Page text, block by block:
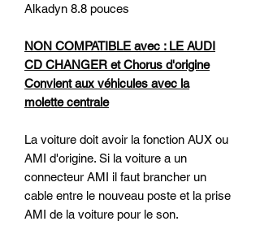
Alkadyn 8.8 pouces
NON COMPATIBLE avec : LE AUDI
CD CHANGER et Chorus d'origine
Convient aux véhicules avec la
molette centrale
La voiture doit avoir la fonction AUX ou
AMI d'origine. Si la voiture a un
connecteur AMI il faut brancher un
cable entre le nouveau poste et la prise
AMI de la voiture pour le son.